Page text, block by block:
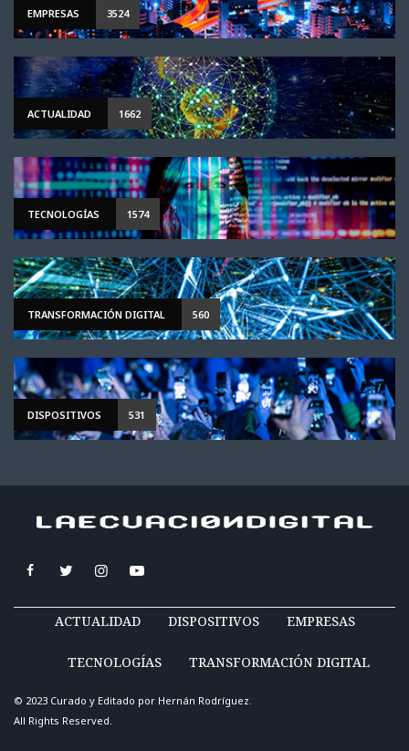
EMPRESAS 3524
ACTUALIDAD 1662
TECNOLOGÍAS 1574
TRANSFORMACIÓN DIGITAL 560
DISPOSITIVOS 531
ACTUALIDAD DISPOSITIVOS EMPRESAS
TECNOLOGÍAS TRANSFORMACIÓN DIGITAL
© 2023 Curado y Editado por Hernán Rodríguez.
All Rights Reserved.